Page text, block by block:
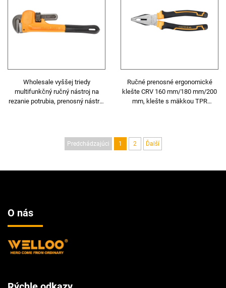
Wholesale vyššej triedy
multifunkčný ručný nástroj na
rezanie potrubia, prenosný nástroj
Ručné prenosné ergonomické
klešte CRV 160 mm/180 mm/200
mm, klešte s mäkkou TPR
Predchádzajúci 1 2 Ďalší
O nás